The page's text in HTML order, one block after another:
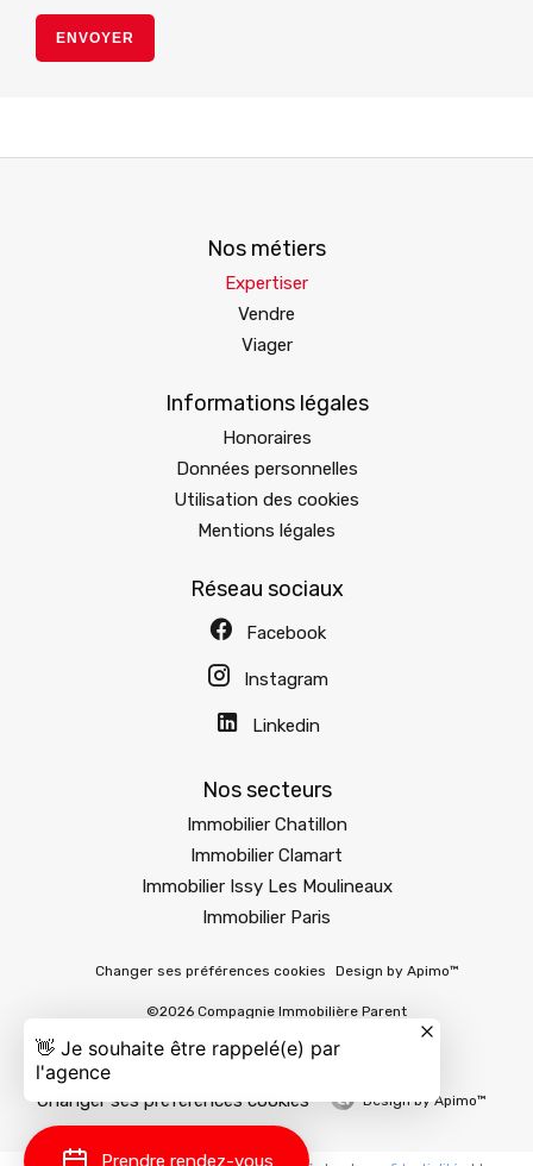
ENVOYER
Nos métiers
Expertiser
Vendre
Viager
Informations légales
Honoraires
Données personnelles
Utilisation des cookies
Mentions légales
Réseau sociaux
Facebook
Instagram
Linkedin
Nos secteurs
Immobilier Chatillon
Immobilier Clamart
Immobilier Issy Les Moulineaux
Immobilier Paris
Changer ses préférences cookies Design by Apimo™
©2026 Compagnie Immobilière Parent
Changer ses préférences cookies Design by Apimo™
Prendre rendez-vous